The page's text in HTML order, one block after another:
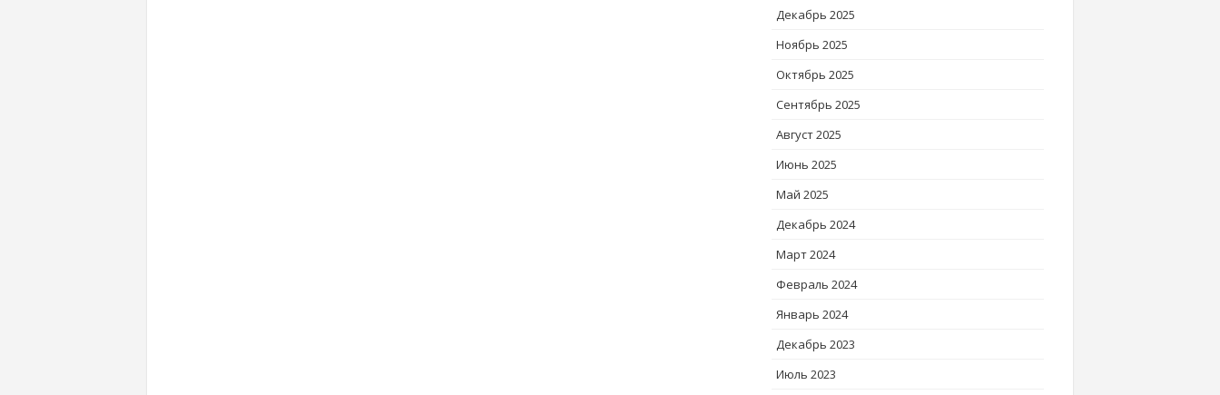
Декабрь 2025
Ноябрь 2025
Октябрь 2025
Сентябрь 2025
Август 2025
Июнь 2025
Май 2025
Декабрь 2024
Март 2024
Февраль 2024
Январь 2024
Декабрь 2023
Июль 2023